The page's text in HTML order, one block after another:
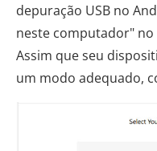
depuração USB no
neste computador"
Assim que seu
um modo adequado,